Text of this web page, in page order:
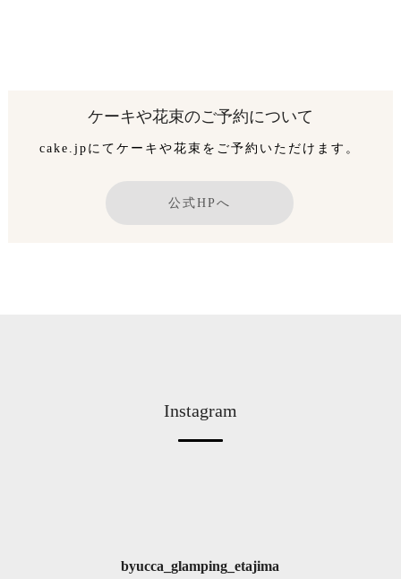
ケーキや花束のご予約について
cake.jpにてケーキや花束をご予約いただけます。
公式HPへ
Instagram
byucca_glamping_etajima